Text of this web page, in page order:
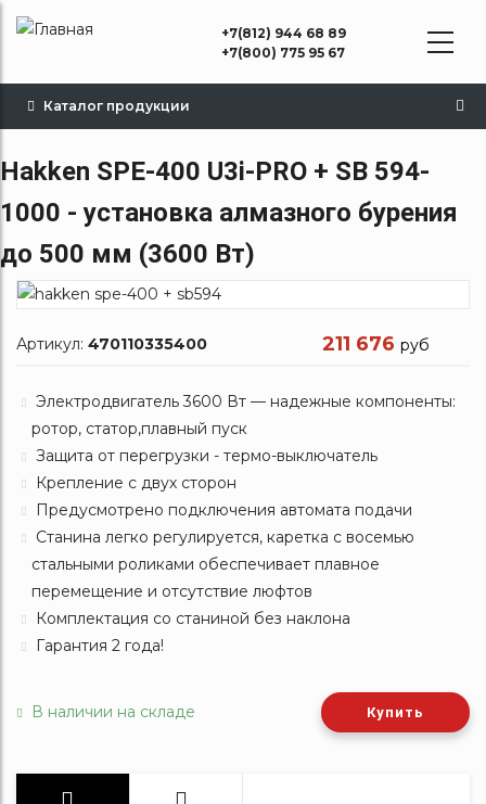
Перейти
+7(812) 944 68 89
+7(800) 775 95 67
Каталог продукции
Hakken SPE-400 U3i-PRO + SB 594-
1000 - установка алмазного бурения
до 500 мм (3600 Вт)
Артикул: 470110335400 211 676 руб
Электродвигатель 3600 Вт — надежные компоненты:
ротор, статор,плавный пуск
Защита от перегрузки - термо-выключатель
Крепление с двух сторон
Предусмотрено подключения автомата подачи
Станина легко регулируется, каретка с восемью
стальными роликами обеспечивает плавное
перемещение и отсутствие люфтов
Комплектация со станиной без наклона
Гарантия 2 года!
В наличии на складе Купить